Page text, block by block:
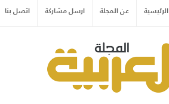
الرئيسية عن المجلة ارسل مشاركة اتصل بنا